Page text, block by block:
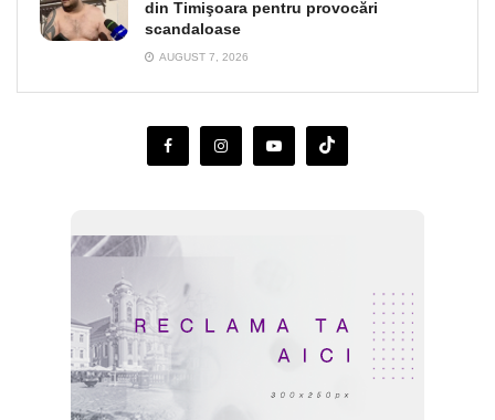
din Timişoara pentru provocări
scandaloase
AUGUST 7, 2026